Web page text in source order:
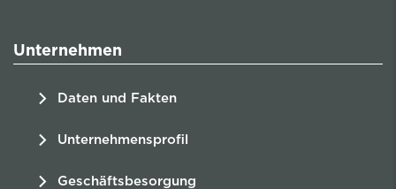
Unternehmen
Daten und Fakten
Unternehmensprofil
Geschäftsbesorgung